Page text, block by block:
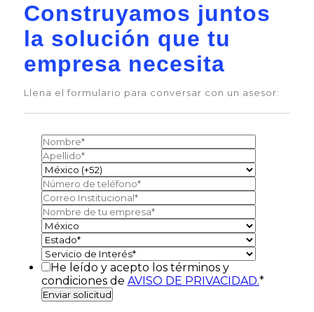
Construyamos juntos
la solución que tu
empresa necesita
Llena el formulario para conversar con un asesor:
He leído y acepto los términos y
condiciones de AVISO DE PRIVACIDAD.*